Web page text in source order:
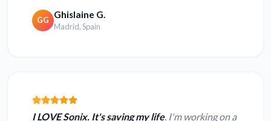
GG Ghislaine G.
Madrid, Spain
I LOVE Sonix. It's saving my life. I'm working on a